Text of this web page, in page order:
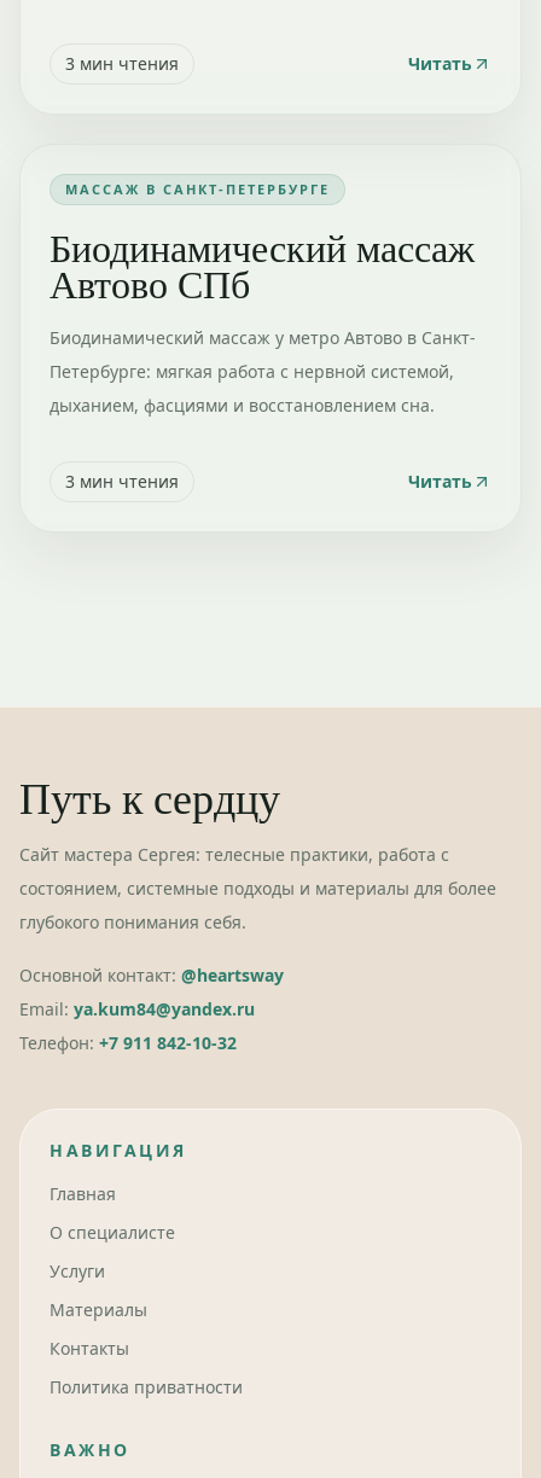
3 мин чтения Читать
МАССАЖ В САНКТ-ПЕТЕРБУРГЕ
Биодинамический массаж
Автово СПб
Биодинамический массаж у метро Автово в Санкт-
Петербурге: мягкая работа с нервной системой,
дыханием, фасциями и восстановлением сна.
3 мин чтения Читать
Путь к сердцу
Сайт мастера Сергея: телесные практики, работа с
состоянием, системные подходы и материалы для более
глубокого понимания себя.
Основной контакт: @heartsway
Email: ya.kum84@yandex.ru
Телефон: +7 911 842-10-32
НАВИГАЦИЯ
Главная
О специалисте
Услуги
Материалы
Контакты
Политика приватности
ВАЖНО